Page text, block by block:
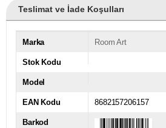
Teslimat ve İade Koşulları
Marka Room Art
Stok Kodu
Model
EAN Kodu 8682157206157
Barkod